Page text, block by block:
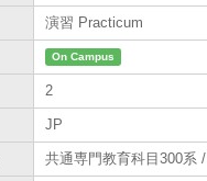
演習 Practicum
On Campus
2
JP
共通専門教育科目300系